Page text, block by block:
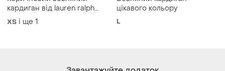
Завантажуйте додаток